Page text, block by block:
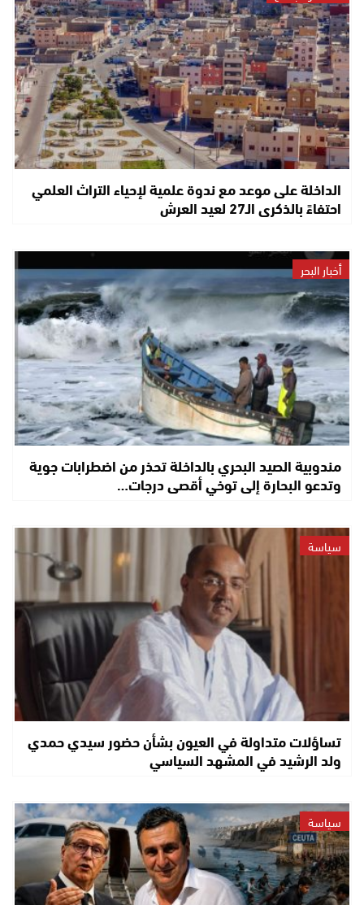
الداخلة على موعد مع ندوة علمية لإحياء التراث العلمي
احتفاءً بالذكرى الـ27 لعيد العرش
أخبار البحر
مندوبية الصيد البحري بالداخلة تحذر من اضطرابات جوية
وتدعو البحارة إلى توخي أقصى درجات…
سياسة
تساؤلات متداولة في العيون بشأن حضور سيدي حمدي
ولد الرشيد في المشهد السياسي
سياسة